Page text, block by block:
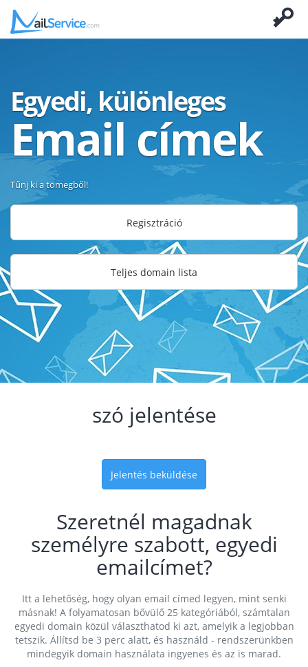
Egyedi, különleges
Email címek
Tűnj ki a tömegből!
Regisztráció
Teljes domain lista
szó jelentése
Jelentés beküldése
Szeretnél magadnak
személyre szabott, egyedi
emailcímet?
Itt a lehetőség, hogy olyan email címed legyen, mint senki
másnak! A folyamatosan bővülő 25 kategóriából, számtalan
egyedi domain közül választhatod ki azt, amelyik a legjobban
tetszik. Állítsd be 3 perc alatt, és használd - rendszerünkben
mindegyik domain használata ingyenes és az is marad.